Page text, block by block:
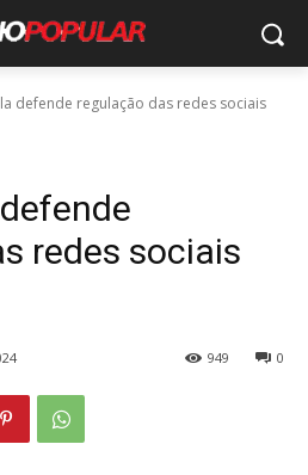
defende regulação das redes sociais
redes sociais
0
949